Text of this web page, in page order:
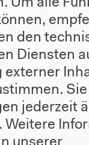
Curving
den
Diensten
externer
jederzeit
Weitere